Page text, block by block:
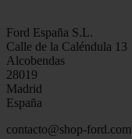
Ford España S.L.
Calle de la Caléndula 13
Alcobendas
28019
Madrid
España
contacto@shop-ford.com